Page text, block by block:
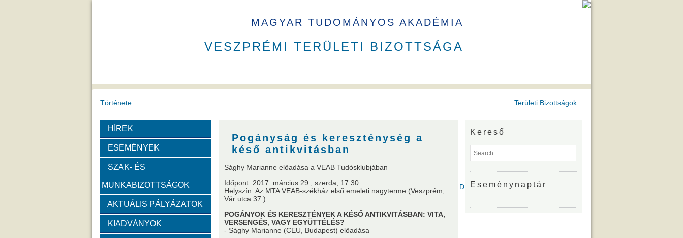
MAGYAR TUDOMÁNYOS AKADÉMIA
VESZPRÉMI TERÜLETI BIZOTTSÁGA
Története
A VEAB története
Díjak
Emlékérem Év Kutatója VEAB Kiemelkedő Ifjú Kutatója Pannon Tudományos Nap PhD Díjazottjai
Szervezeti felépítése
Területi Bizottságok
HÍREK
ESEMÉNYEK
SZAK- ÉS
MUNKABIZOTTSÁGOK
AKTUÁLIS PÁLYÁZATOK
KIADVÁNYOK
Pogányság és kereszténység a
késő antikvitásban
Sághy Marianne előadása a VEAB Tudósklubjában
Időpont: 2017. március 29., szerda, 17:30
Helyszín: Az MTA VEAB-székház első emeleti nagyterme (Veszprém,
Vár utca 37.)
POGÁNYOK ÉS KERESZTÉNYEK A KÉSŐ ANTIKVITÁSBAN: VITA,
VERSENGÉS, VAGY EGYÜTTÉLÉS?
- Sághy Marianne (CEU, Budapest) előadása
Kereső
Eseménynaptár